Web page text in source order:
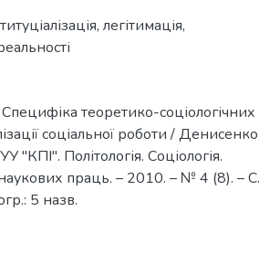
, легітимація,
теоретико-соціологічних
соціальної роботи / Денисенко
"КПІ". Політологія. Соціологія.
праць. – 2010. – № 4 (8). – С.
5 назв.